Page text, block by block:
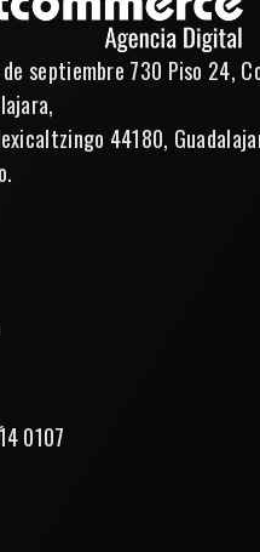
septiembre 730 Piso 24,
44180,
0107